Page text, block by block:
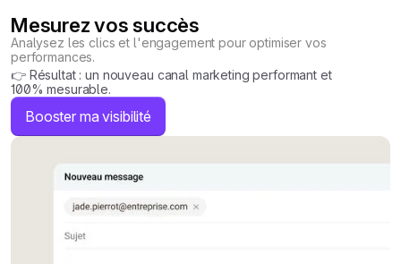
Mesurez vos succès
Analysez les clics et l'engagement pour optimiser vos
performances.
👉 Résultat : un nouveau canal marketing performant et
100% mesurable.
Booster ma visibilité